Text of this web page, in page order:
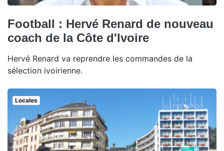
Football : Hervé Renard de nouveau
coach de la Côte d'Ivoire
Hervé Renard va reprendre les commandes de la
sélection ivoirienne.
Locales